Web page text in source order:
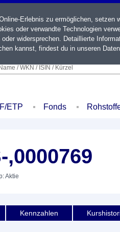
Name / WKN / ISIN / Kürzel
ETP Fonds
,0000769
Aktie
Kennzahlen
Erlebnis zu ermöglichen,
oder verwandte Technologien
widersprechen. Detaillierte
kannst, findest du in unseren